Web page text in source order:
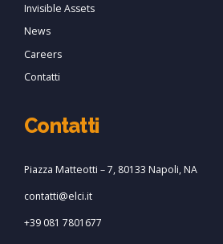
Invisible Assets
News
Careers
Contatti
Contatti
Piazza Matteotti – 7, 80133 Napoli, NA
contatti@elci.it
+39 081 7801677